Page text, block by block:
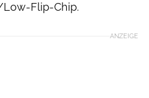
Flip-Chip.
ANZEIGE